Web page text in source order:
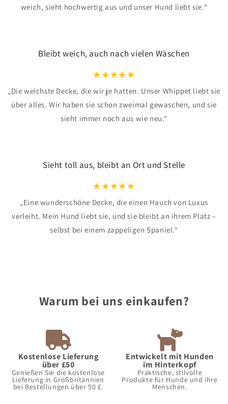
weich, sieht hochwertig aus und unser Hund liebt sie.“
Bleibt weich, auch nach vielen Wäschen
★★★★★
„Die weichste Decke, die wir je hatten. Unser Whippet liebt sie
über alles. Wir haben sie schon zweimal gewaschen, und sie
sieht immer noch aus wie neu.“
Sieht toll aus, bleibt an Ort und Stelle
★★★★★
„Eine wunderschöne Decke, die einen Hauch von Luxus
verleiht. Mein Hund liebt sie, und sie bleibt an ihrem Platz –
selbst bei einem zappeligen Spaniel.“
Warum bei uns einkaufen?
Kostenlose Lieferung
über £50
Genießen Sie die kostenlose
Lieferung in Großbritannien
bei Bestellungen über 50 £.
Entwickelt mit Hunden
im Hinterkopf
Praktische, stilvolle
Produkte für Hunde und ihre
Menschen.